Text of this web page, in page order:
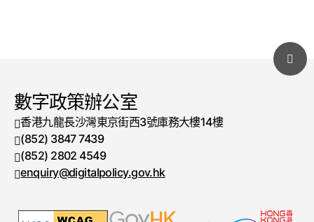
數字政策辦公室
香港九龍長沙灣東京街西3號庫務大樓14樓
電話號碼
(852) 3847 7439
傳真號碼
(852) 2802 4549
enquiry@digitalpolicy.gov.hk